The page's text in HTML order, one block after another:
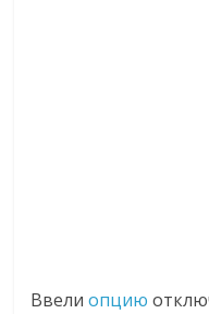
Ввелиопцию